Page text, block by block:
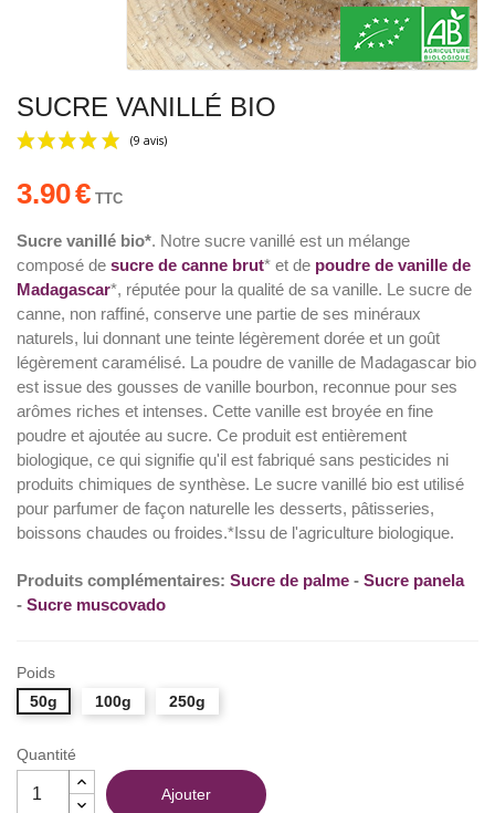
SUCRE VANILLÉ BIO
(9 avis)
3.90€ TTC
Sucre vanillé bio*. Notre sucre vanillé est un mélange
composé de sucre de canne brut* et de poudre de vanille de
Madagascar*, réputée pour la qualité de sa vanille. Le sucre de
canne, non raffiné, conserve une partie de ses minéraux
naturels, lui donnant une teinte légèrement dorée et un goût
légèrement caramélisé. La poudre de vanille de Madagascar bio
est issue des gousses de vanille bourbon, reconnue pour ses
arômes riches et intenses. Cette vanille est broyée en fine
poudre et ajoutée au sucre. Ce produit est entièrement
biologique, ce qui signifie qu'il est fabriqué sans pesticides ni
produits chimiques de synthèse. Le sucre vanillé bio est utilisé
pour parfumer de façon naturelle les desserts, pâtisseries,
boissons chaudes ou froides.*Issu de l'agriculture biologique.
Produits complémentaires: Sucre de palme - Sucre panela
- Sucre muscovado
Poids
50g
100g 250g
Quantité
Ajouter